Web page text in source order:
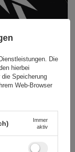
Die
hierbei
Speicherung
Web-Browser
Immer
aktiv